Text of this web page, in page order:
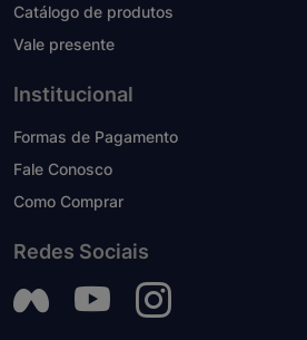
Catálogo de produtos
Vale presente
Institucional
Formas de Pagamento
Fale Conosco
Como Comprar
Redes Sociais